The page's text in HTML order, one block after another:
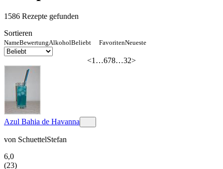
1586 Rezepte gefunden
Sortieren
NameBewertungAlkoholBeliebt FavoritenNeueste
<1 …678…32>
Azul Bahia de Havanna
von SchuettelStefan
6,0
(23)